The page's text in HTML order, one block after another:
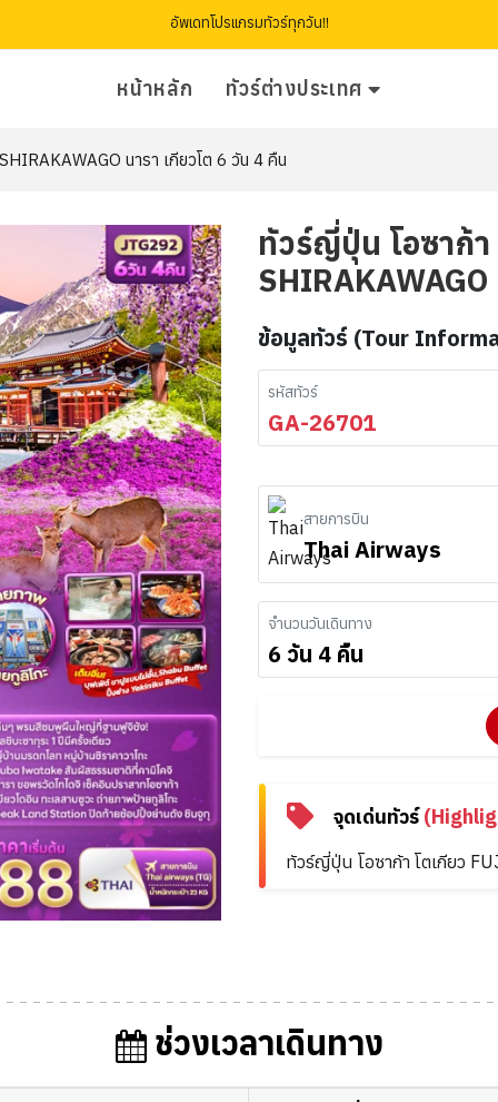
อัพเดทโปรแกรมทัวร์ทุกวัน!!
หน้าหลัก ทัวร์ต่างประเทศ
นารา เกียวโต 6 วัน 4 คืน
ทัวร์ญี่ปุ่น โอซาก้า
ข้อมูลทัวร์ (Tour
รหัสทัวร์
GA-26701
สายการบิน
Thai Airways
จำนวนวันเดินทาง
6 วัน 4 คืน
จุดเด่นทัวร์
ทัวร์ญี่ปุ่น โอซาก้า โตเกียว
ช่วงเวลาเดินทาง